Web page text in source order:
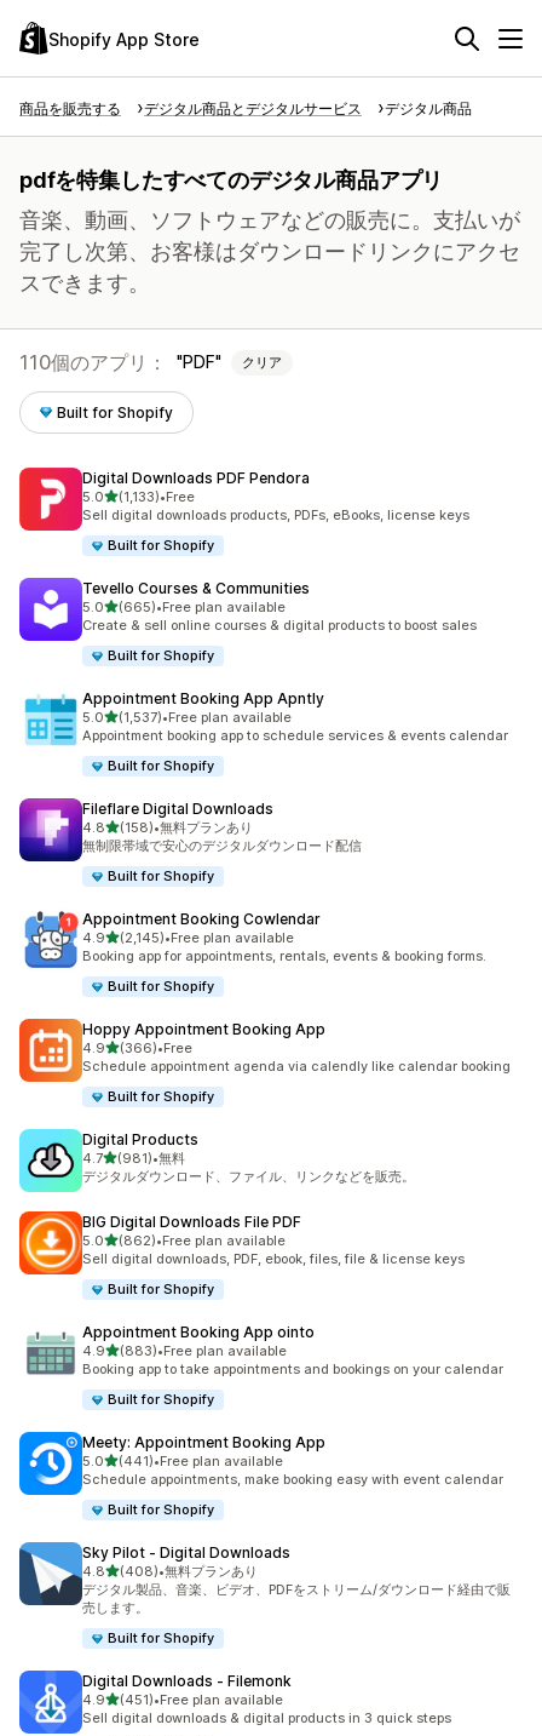
Shopify App Store
商品を販売する デジタル商品とデジタルサービス デジタル商品
pdfを特集したすべてのデジタル商品アプリ
音楽、動画、ソフトウェアなどの販売に。支払いが
完了し次第、お客様はダウンロードリンクにアクセ
スできます。
110個のアプリ： PDF クリア
Built for Shopify
Digital Downloads PDF Pendora
5.05つ星中
(1,133)
合計レビュー数：1133件
•Free
Sell digital downloads products, PDFs, eBooks, license keys
Built for Shopify
Tevello Courses & Communities
5.05つ星中
(665)
合計レビュー数：665件
•Free plan available
Create & sell online courses & digital products to boost sales
Built for Shopify
Appointment Booking App Apntly
5.05つ星中
(1,537)
合計レビュー数：1537件
•Free plan available
Appointment booking app to schedule services & events calendar
Built for Shopify
Fileflare Digital Downloads
4.85つ星中
(158)
合計レビュー数：158件
•無料プランあり
無制限帯域で安心のデジタルダウンロード配信
Built for Shopify
Appointment Booking Cowlendar
4.95つ星中
(2,145)
合計レビュー数：2145件
•Free plan available
Booking app for appointments, rentals, events & booking forms.
Built for Shopify
Hoppy Appointment Booking App
4.95つ星中
(366)
合計レビュー数：366件
•Free
Schedule appointment agenda via calendly like calendar booking
Built for Shopify
Digital Products
4.75つ星中
(981)
合計レビュー数：981件
•無料
デジタルダウンロード、ファイル、リンクなどを販売。
BIG Digital Downloads File PDF
5.05つ星中
(862)
合計レビュー数：862件
•Free plan available
Sell digital downloads, PDF, ebook, files, file & license keys
Built for Shopify
Appointment Booking App ointo
4.95つ星中
(883)
合計レビュー数：883件
•Free plan available
Booking app to take appointments and bookings on your calendar
Built for Shopify
Meety: Appointment Booking App
5.05つ星中
(441)
合計レビュー数：441件
•Free plan available
Schedule appointments, make booking easy with event calendar
Built for Shopify
Sky Pilot ‑ Digital Downloads
4.85つ星中
(408)
合計レビュー数：408件
•無料プランあり
デジタル製品、音楽、ビデオ、PDFをストリーム/ダウンロード経由で販
売します。
Built for Shopify
Digital Downloads ‑ Filemonk
4.95つ星中
(451)
合計レビュー数：451件
•Free plan available
Sell digital downloads & digital products in 3 quick steps